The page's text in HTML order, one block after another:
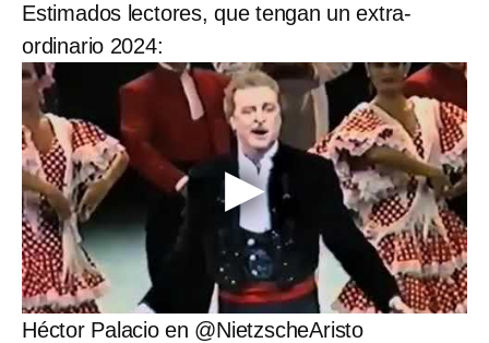
Estimados lectores, que tengan un extra-
ordinario 2024:
Héctor Palacio en @NietzscheAristo